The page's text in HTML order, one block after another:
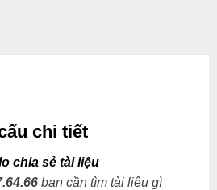
chi tiết
chia sẻ tài liệu
bạn cần tìm tài liệu gì